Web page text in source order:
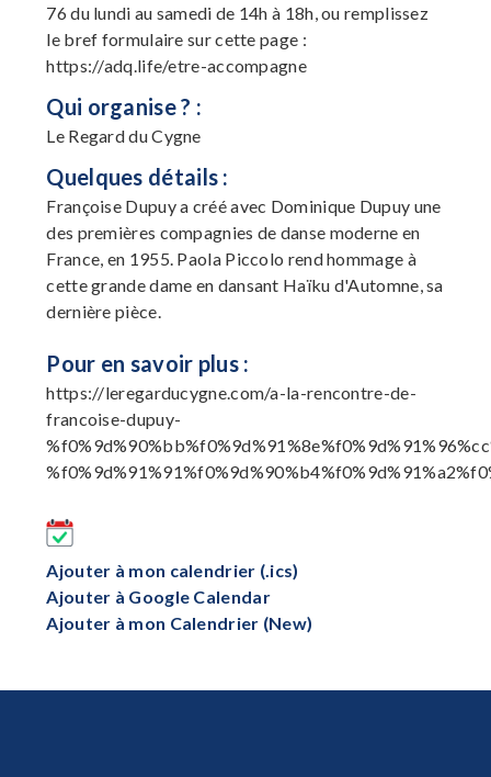
76 du lundi au samedi de 14h à 18h, ou remplissez
le bref formulaire sur cette page :
https://adq.life/etre-accompagne
Qui organise ? :
Le Regard du Cygne
Quelques détails :
Françoise Dupuy a créé avec Dominique Dupuy une
des premières compagnies de danse moderne en
France, en 1955. Paola Piccolo rend hommage à
cette grande dame en dansant Haïku d'Automne, sa
dernière pièce.
Pour en savoir plus :
https://leregarducygne.com/a-la-rencontre-de-
francoise-dupuy-
Ajouter à mon calendrier (.ics)
Ajouter à Google Calendar
Ajouter à mon Calendrier (New)